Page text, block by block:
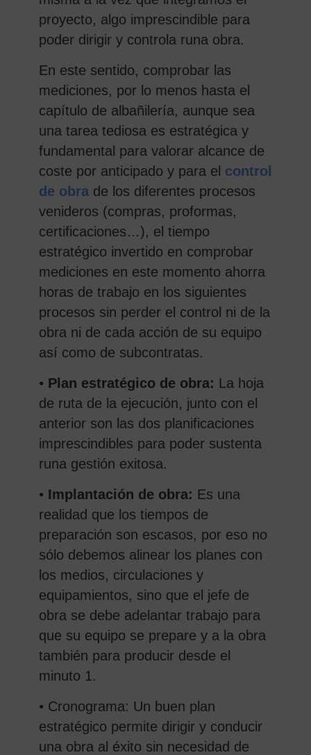
proyecto, algo imprescindible para
poder dirigir y controla runa obra.
En este sentido, comprobar las
mediciones, por lo menos hasta el
capítulo de albañilería, aunque sea
una tarea tediosa es estratégica y
fundamental para valorar alcance de
coste por anticipado y para el control
de obrade los diferentes procesos
venideros (compras, proformas,
certificaciones…), el tiempo
estratégico invertido en comprobar
mediciones en este momento ahorra
horas de trabajo en los siguientes
procesos sin perder el control ni de la
obra ni de cada acción de su equipo
así como de subcontratas.
• Plan estratégico de obra: La hoja
de ruta de la ejecución, junto con el
anterior son las dos planificaciones
imprescindibles para poder sustenta
runa gestión exitosa.
• Implantación de obra: Es una
realidad que los tiempos de
preparación son escasos, por eso no
sólo debemos alinear los planes con
los medios, circulaciones y
equipamientos, sino que el jefe de
obra se debe adelantar trabajo para
que su equipo se prepare y a la obra
también para producir desde el
minuto 1.
• Cronograma: Un buen plan
estratégico permite dirigir y conducir
una obra al éxito sin necesidad de